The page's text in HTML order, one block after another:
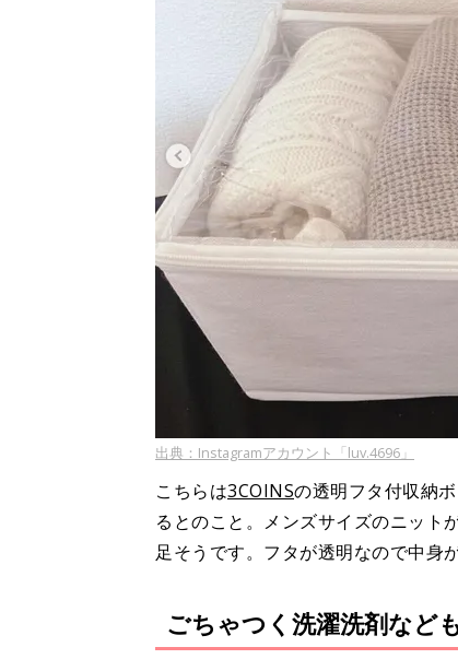
出典：Instagramアカウント「luv.4696」
こちらは3COINSの透明フタ付収納
るとのこと。メンズサイズのニット
足そうです。フタが透明なので中身
ごちゃつく洗濯洗剤など